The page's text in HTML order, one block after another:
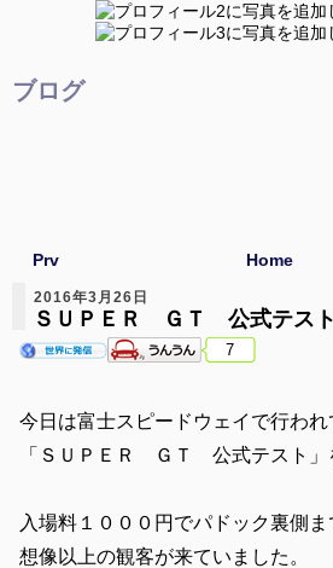
ブログ
Prv Home
2016年3月26日
ＳＵＰＥＲ ＧＴ 公式テスト
7
今日は富士スピードウェイで行われ
「ＳＵＰＥＲ ＧＴ 公式テスト」
入場料１０００円でパドック裏側
想像以上の観客が来ていました。